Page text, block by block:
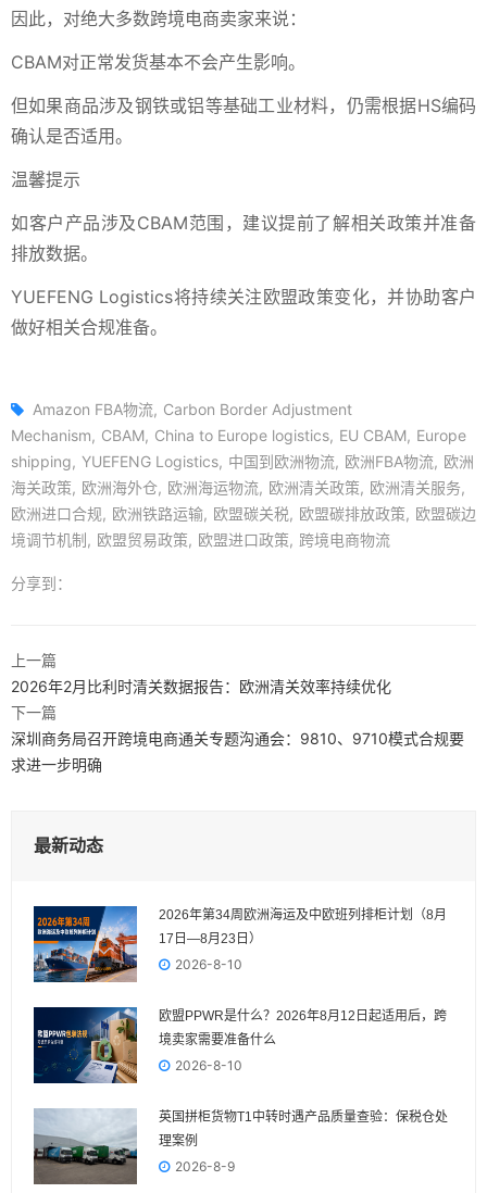
因此，对绝大多数跨境电商卖家来说：
CBAM对正常发货基本不会产生影响。
但如果商品涉及钢铁或铝等基础工业材料，仍需根据HS编码
确认是否适用。
温馨提示
如客户产品涉及CBAM范围，建议提前了解相关政策并准备
排放数据。
YUEFENG Logistics将持续关注欧盟政策变化，并协助客户
做好相关合规准备。
Amazon FBA物流 Carbon Border Adjustment
Mechanism
CBAM China to Europe logistics EU CBAM Europe
shipping YUEFENG Logistics 中国到欧洲物流 欧洲FBA物流 欧洲
海关政策
欧洲海外仓 欧洲海运物流 欧洲清关政策
欧洲清关服务
欧洲进口合规
欧洲铁路运输 欧盟碳关税 欧盟碳排放政策
欧盟碳边
境调节机制
欧盟贸易政策 欧盟进口政策 跨境电商物流
分享到：
上一篇
2026年2月比利时清关数据报告：欧洲清关效率持续优化
下一篇
深圳商务局召开跨境电商通关专题沟通会：9810、9710模式合规要
求进一步明确
最新动态
2026年第34周欧洲海运及中欧班列排柜计划（8月
17日—8月23日）
2026-8-10
欧盟PPWR是什么？2026年8月12日起适用后，跨
境卖家需要准备什么
2026-8-10
英国拼柜货物T1中转时遇产品质量查验：保税仓处
理案例
2026-8-9